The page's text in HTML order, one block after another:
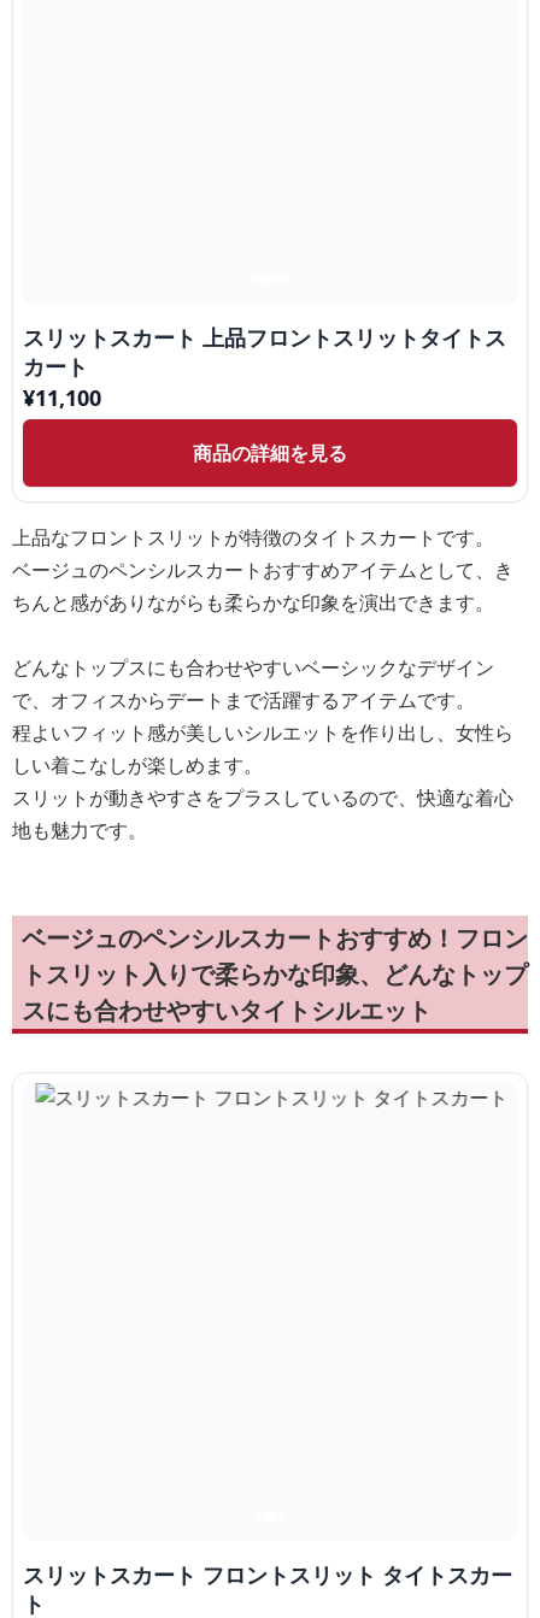
スリットスカート 上品フロントスリットタイトス
カート
¥11,100
商品の詳細を見る
上品なフロントスリットが特徴のタイトスカートです。
ベージュのペンシルスカートおすすめアイテムとして、き
ちんと感がありながらも柔らかな印象を演出できます。
どんなトップスにも合わせやすいベーシックなデザイン
で、オフィスからデートまで活躍するアイテムです。
程よいフィット感が美しいシルエットを作り出し、女性ら
しい着こなしが楽しめます。
スリットが動きやすさをプラスしているので、快適な着心
地も魅力です。
ベージュのペンシルスカートおすすめ！フロン
トスリット入りで柔らかな印象、どんなトップ
スにも合わせやすいタイトシルエット
スリットスカート フロントスリット タイトスカー
ト